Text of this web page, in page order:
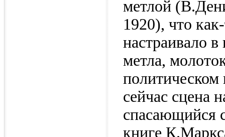
метлой
1920), что
настраивало
метла,
сейчас сцена
спасающийся
книге